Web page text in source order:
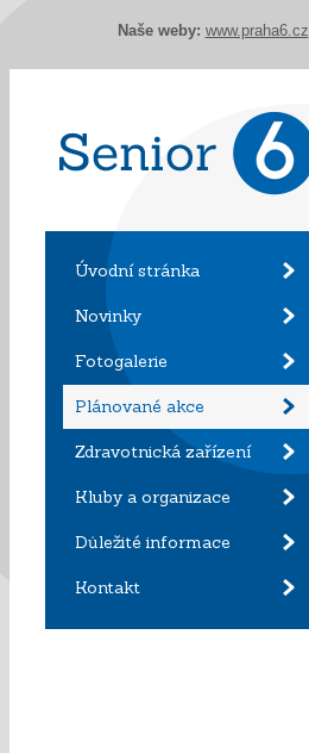
Úvodní stránka
Novinky
Fotogalerie
Plánované akce
Zdravotnická zařízení
Kluby a organizace
Důležité informace
Kontakt
Naše weby: www.praha6.cz